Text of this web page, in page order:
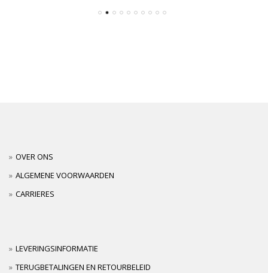
OVER ONS
ALGEMENE VOORWAARDEN
CARRIERES
LEVERINGSINFORMATIE
TERUGBETALINGEN EN RETOURBELEID